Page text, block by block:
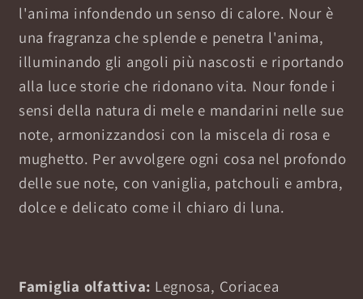
l'anima infondendo un senso di calore. Nour è
una fragranza che splende e penetra l'anima,
illuminando gli angoli più nascosti e riportando
alla luce storie che ridonano vita. Nour fonde i
sensi della natura di mele e mandarini nelle sue
note, armonizzandosi con la miscela di rosa e
mughetto. Per avvolgere ogni cosa nel profondo
delle sue note, con vaniglia, patchouli e ambra,
dolce e delicato come il chiaro di luna.
Famiglia olfattiva: Legnosa, Coriacea